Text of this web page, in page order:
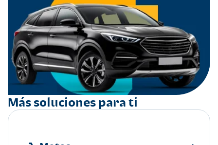
Más soluciones para ti